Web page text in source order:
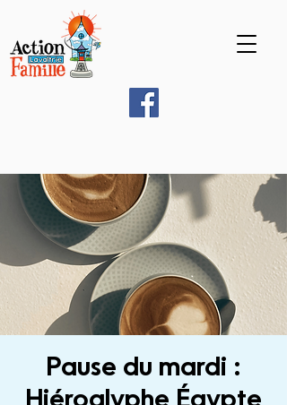
Pause du mardi :